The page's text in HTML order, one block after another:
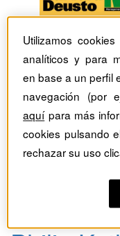
Utilizamos
analíticos y para
en base a un perfil
navegación (por
aquípara más
cookies pulsando
rechazar su uso